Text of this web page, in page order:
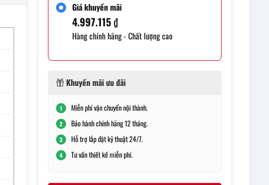
Giá khuyến mãi
4.997.115₫
Hàng chính hãng - Chất lượng cao
Khuyến mãi ưu đãi
1 Miễn phí vận chuyển nội thành.
2 Bảo hành chính hãng 12 tháng.
3 Hỗ trợ lắp đặt kỹ thuật 24/7.
4 Tư vấn thiết kế miễn phí.